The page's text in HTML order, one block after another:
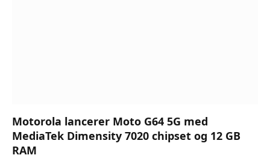
Motorola lancerer Moto G64 5G med
MediaTek Dimensity 7020 chipset og 12 GB
RAM